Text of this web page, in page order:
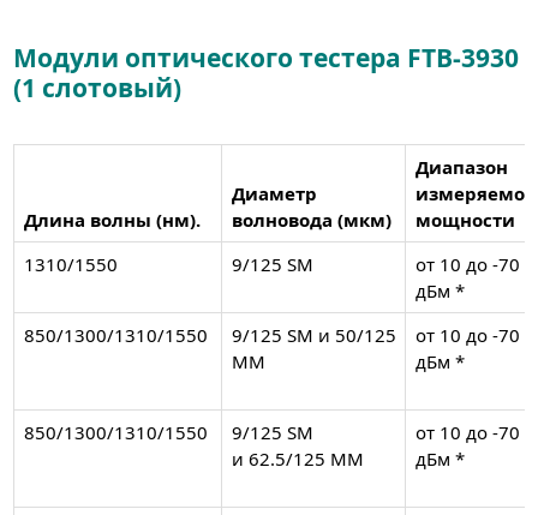
Модули оптического тестера FTB-3930
(1 слотовый)
Длина волны (нм).
Диаметр
волновода (мкм)
Диапазон
измеряемой
мощности
1310/1550
9/125 SM
от 10 до -70
дБм *
850/1300/1310/1550
9/125 SM и 50/125
MM
от 10 до -70
дБм *
850/1300/1310/1550
9/125 SM
и 62.5/125 MM
от 10 до -70
дБм *